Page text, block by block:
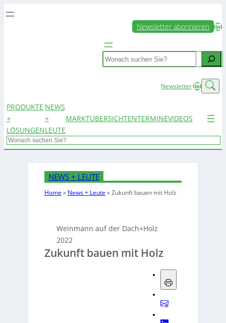
Newsletter abonnieren LinkedIn
Search
NewsletterLinkedIn
PRODUKTE
+
LÖSUNGEN
NEWS
+
LEUTE
MARKTÜBERSICHTENTERMINEVIDEOS
Search
NEWS + LEUTE
Home » News + Leute »Zukunft bauen mit Holz
Weinmann auf der Dach+Holz
2022
Zukunft bauen mit Holz